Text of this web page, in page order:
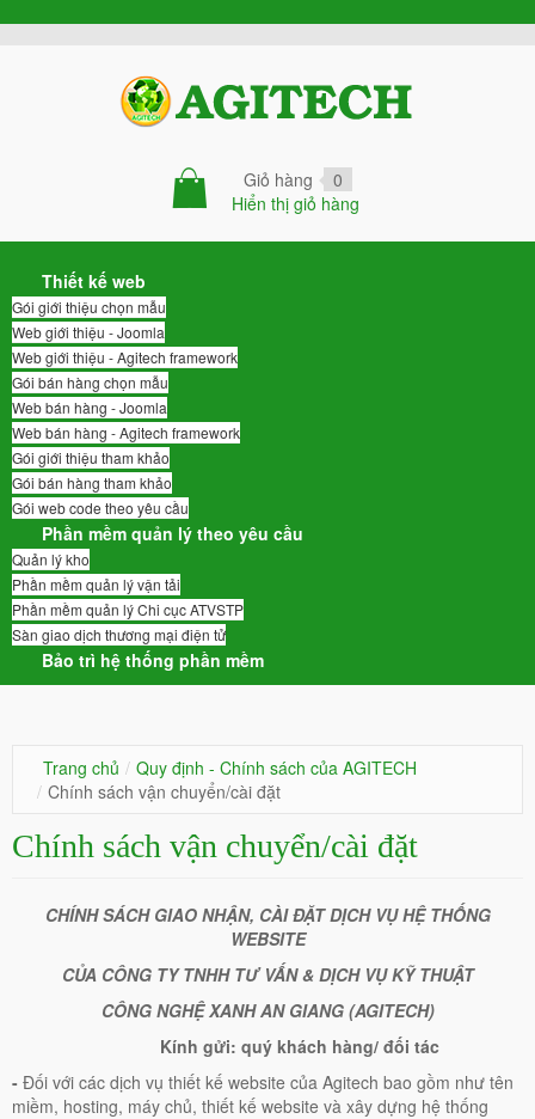
Giỏ hàng
0
Hiển thị giỏ hàng
Thiết kế web
Gói giới thiệu chọn mẫu
Web giới thiệu - Joomla
Web giới thiệu - Agitech framework
Gói bán hàng chọn mẫu
Web bán hàng - Joomla
Web bán hàng - Agitech framework
Gói giới thiệu tham khảo
Gói bán hàng tham khảo
Gói web code theo yêu cầu
Phần mềm quản lý theo yêu cầu
Quản lý kho
Phần mềm quản lý vận tải
Phần mềm quản lý Chi cục ATVSTP
Sàn giao dịch thương mại điện tử
Bảo trì hệ thống phần mềm
Trang chủ / Quy định - Chính sách của AGITECH
/ Chính sách vận chuyển/cài đặt
Chính sách vận chuyển/cài đặt
CHÍNH SÁCH GIAO NHẬN, CÀI ĐẶT DỊCH VỤ HỆ THỐNG
WEBSITE
CỦA CÔNG TY TNHH TƯ VẤN & DỊCH VỤ KỸ THUẬT
CÔNG NGHỆ XANH AN GIANG (AGITECH)
Kính gửi: quý khách hàng/ đối tác
- Đối với các dịch vụ thiết kế website của Agitech bao gồm như tên
miềm, hosting, máy chủ, thiết kế website và xây dựng hệ thống